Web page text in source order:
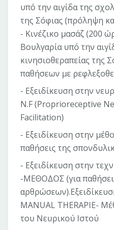
υπό την αιγίδα της
της Σόφιας (πρόληψη
- Κινέζικο μασάζ (200
Βουλγαρία υπό την
κινησιοθεραπείας της
παθήσεων με
- Εξειδίκευση στην
N.F (Proprioreceptive
Facilitation)
- Εξειδίκευση στην
παθήσεις της
- Εξειδίκευση στην
-ΜΕΘΟΔΟΣ (για
MANUAL THERAPIE-
του Νευρικού Ιστού